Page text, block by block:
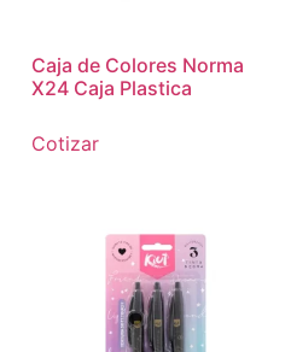
Caja de Colores Norma
X24 Caja Plastica
Cotizar